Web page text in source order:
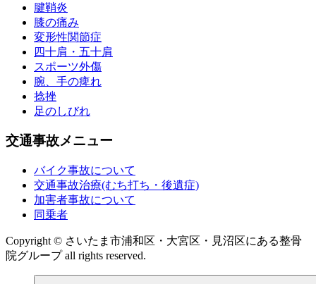
腱鞘炎
膝の痛み
変形性関節症
四十肩・五十肩
スポーツ外傷
腕、手の痺れ
捻挫
足のしびれ
交通事故メニュー
バイク事故について
交通事故治療(むち打ち・後遺症)
加害者事故について
同乗者
Copyright © さいたま市浦和区・大宮区・見沼区にある整骨
院グループ all rights reserved.